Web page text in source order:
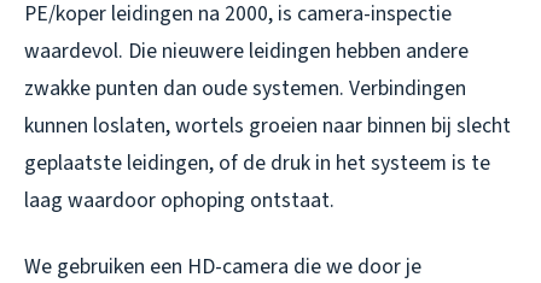
PE/koper leidingen na 2000, is camera-inspectie
waardevol. Die nieuwere leidingen hebben andere
zwakke punten dan oude systemen. Verbindingen
kunnen loslaten, wortels groeien naar binnen bij slecht
geplaatste leidingen, of de druk in het systeem is te
laag waardoor ophoping ontstaat.
We gebruiken een HD-camera die we door je